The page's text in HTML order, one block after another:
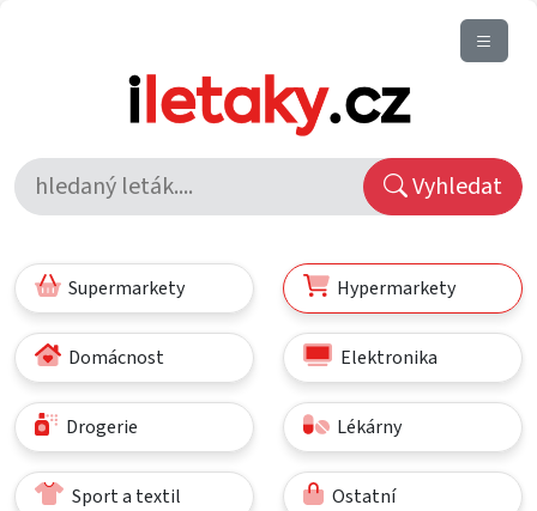
Vyhledat
Supermarkety Hypermarkety
Domácnost Elektronika
Drogerie Lékárny
Sport a textil Ostatní